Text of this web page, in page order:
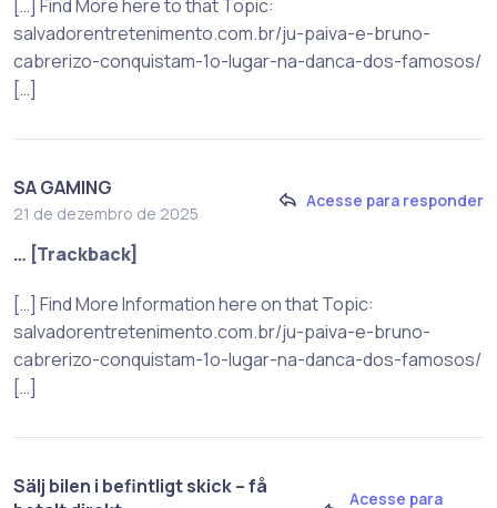
[…] Find More here to that Topic:
salvadorentretenimento.com.br/ju-paiva-e-bruno-
cabrerizo-conquistam-1o-lugar-na-danca-dos-famosos/
[…]
SA GAMING
21 de dezembro de 2025
Acesse para responder
… [Trackback]
[…] Find More Information here on that Topic:
salvadorentretenimento.com.br/ju-paiva-e-bruno-
cabrerizo-conquistam-1o-lugar-na-danca-dos-famosos/
[…]
Sälj bilen i befintligt skick – få
Acesse para